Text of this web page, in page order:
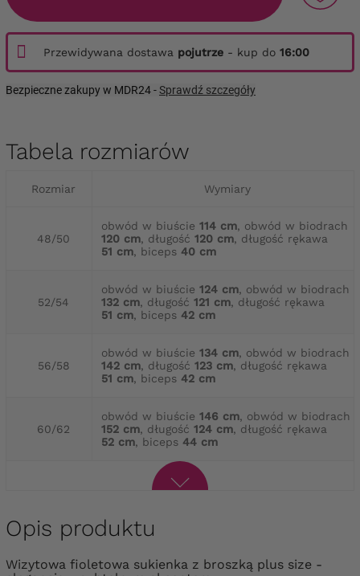
Przewidywana dostawa pojutrze - kup do 16:00
Bezpieczne zakupy w MDR24 -Sprawdź szczegóły
Tabela rozmiarów
Rozmiar Wymiary
48/50
obwód w biuście 114 cm, obwód w biodrach
120 cm, długość 120 cm, długość rękawa
51 cm, biceps 40 cm
52/54
obwód w biuście 124 cm, obwód w biodrach
132 cm, długość 121 cm, długość rękawa
51 cm, biceps 42 cm
56/58
obwód w biuście 134 cm, obwód w biodrach
142 cm, długość 123 cm, długość rękawa
51 cm, biceps 42 cm
60/62
obwód w biuście 146 cm, obwód w biodrach
152 cm, długość 124 cm, długość rękawa
52 cm, biceps 44 cm
Opis produktu
Wizytowa fioletowa sukienka z broszką plus size -